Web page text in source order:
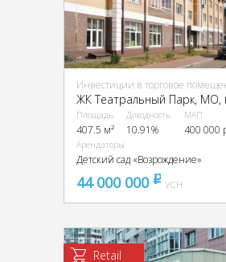
Инвестиции в торговое
Площадь
407.5 м²
Доходность
10.91%
МАП
400 000
Арендаторы
Детский сад «Возрождение»
44 000 000 pуб
УСН
Retail